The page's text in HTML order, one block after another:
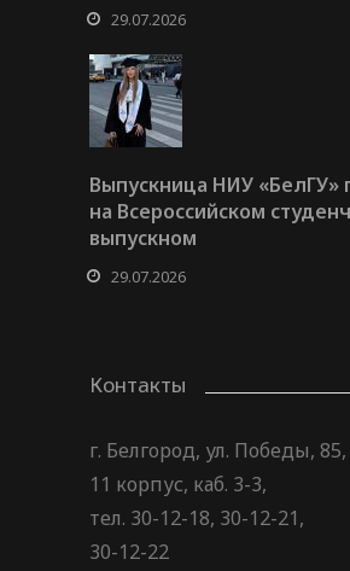
29.07.2026
Выпускница НИУ «БелГУ»
на Всероссийском
выпускном
29.07.2026
Контакты
г. Белгород, ул. Победы, 85,
11 корпус, каб. 3-3,
тел. 30-12-18, 30-12-21,
30-12-22